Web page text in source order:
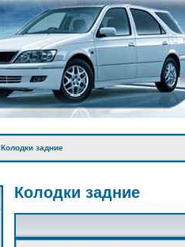
Колодки задние
Колодки задние